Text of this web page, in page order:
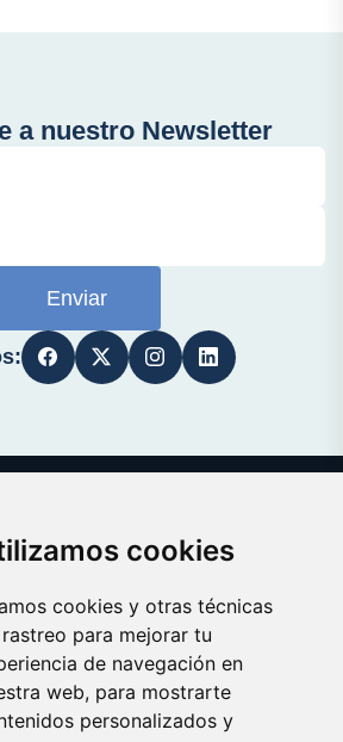
cookies
cookies y otras técnicas
para mejorar tu
de navegación en
web, para mostrarte
personalizados y
a nuestro Newsletter
Enviar